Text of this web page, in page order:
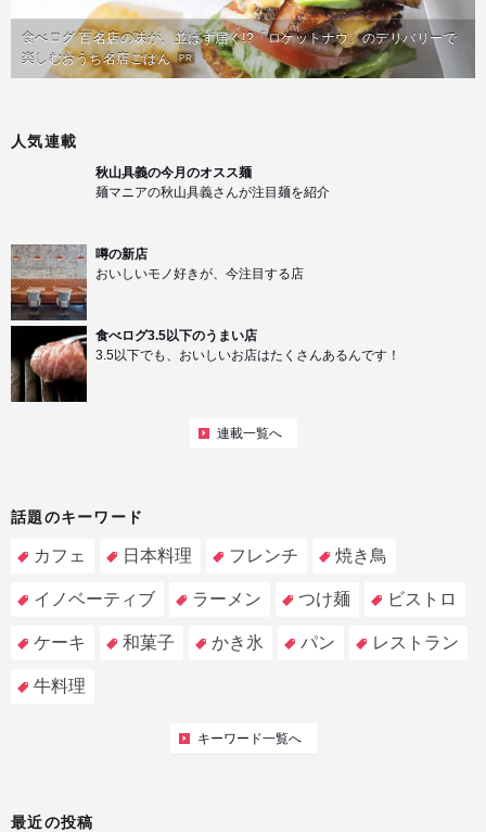
食べログ 百名店の味が、並ばず届く!?「ロケットナウ」のデリバリーで
楽しむおうち名店ごはん PR
人気連載
秋山具義の今月のオスス麺
麺マニアの秋山具義さんが注目麺を紹介
噂の新店
おいしいモノ好きが、今注目する店
食べログ3.5以下のうまい店
3.5以下でも、おいしいお店はたくさんあるんです！
連載一覧へ
話題のキーワード
カフェ 日本料理 フレンチ 焼き鳥
イノベーティブ ラーメン つけ麺 ビストロ
ケーキ 和菓子 かき氷 パン レストラン
牛料理
キーワード一覧へ
最近の投稿